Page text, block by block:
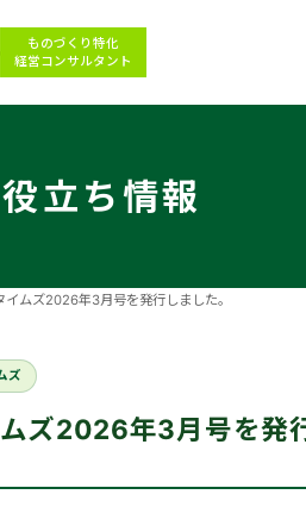
ものづくり特化
経営コンサルタント
立ち情報
イムズ2026年3月号を発行しました。
ズ
ズ2026年3月号を発